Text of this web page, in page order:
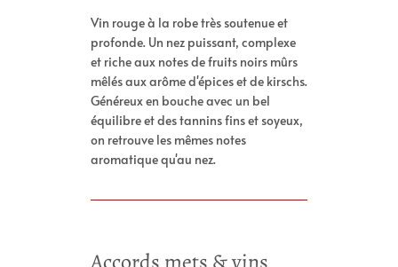
b
t
s
e
u
r
Vin rouge à la robe très soutenue et
profonde. Un nez puissant, complexe
et riche aux notes de fruits noirs mûrs
mêlés aux arôme d'épices et de kirschs.
Généreux en bouche avec un bel
équilibre et des tannins fins et soyeux,
on retrouve les mêmes notes
aromatique qu'au nez.
Accords mets & vins